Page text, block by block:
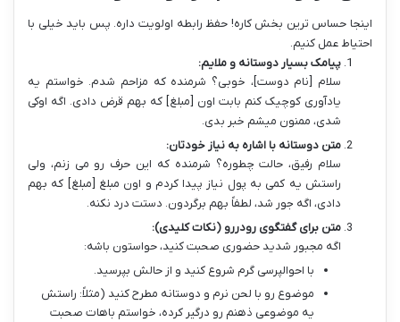
اینجا حساس ترین بخش کاره! حفظ رابطه اولویت داره. پس باید خیلی با
احتیاط عمل کنیم.
پیامک بسیار دوستانه و ملایم:
سلام [نام دوست]، خوبی؟ شرمنده که مزاحم شدم. خواستم یه
یادآوری کوچیک کنم بابت اون [مبلغ] که بهم قرض دادی. اگه اوکی
شدی، ممنون میشم خبر بدی.
متن دوستانه با اشاره به نیاز خودتان:
سلام رفیق، حالت چطوره؟ شرمنده که این حرف رو می زنم، ولی
راستش یه کمی به پول نیاز پیدا کردم و اون مبلغ [مبلغ] که بهم
دادی، اگه جور شد، لطفاً بهم برگردون. دستت درد نکنه.
متن برای گفتگوی رودررو (نکات کلیدی):
اگه مجبور شدید حضوری صحبت کنید، حواستون باشه:
با احوالپرسی گرم شروع کنید و از حالش بپرسید.
موضوع رو با لحن نرم و دوستانه مطرح کنید (مثلاً: راستش
یه موضوعی ذهنم رو درگیر کرده، خواستم باهات صحبت